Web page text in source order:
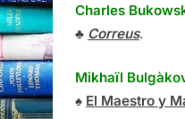
Charles
♣ Correus.
Mikhaïl
♠ El Maestro y